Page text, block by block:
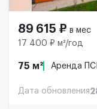
89 615 ₽ в мес
17 400 ₽ м²/год
75 м² Аренда
Дата обновления